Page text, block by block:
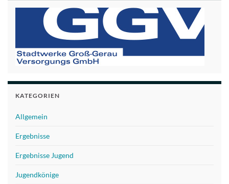
KATEGORIEN
Allgemein
Ergebnisse
Ergebnisse Jugend
Jugendkönige